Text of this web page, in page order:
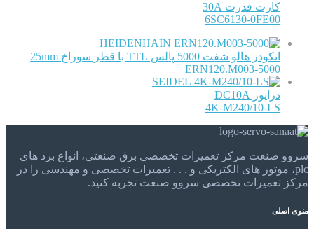
کارت قدرت 30A
6SC6130-0FE00
HEIDENHAIN
انکودر هالو شفت 5000 پالس TTL با قطر سوراخ 25mm
ERN120.M003-5000
SEIDEL
درایور DC10A
4K-M240/10-LS
سروو صنعت مرکز تعمیرات تخصصی برق صنعتی، انواع برد های
plc، موتور های الکتریکی و . . . تعمیرات تخصصی و مهندسی را در
مرکز تعمیرات تخصصی سروو صنعت تجربه کنید.
منوی اصلی